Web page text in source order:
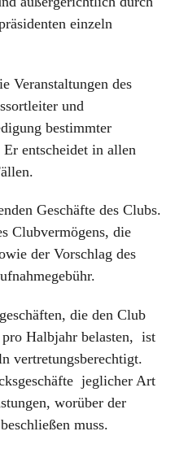
einzeln
Veranstaltungen des
und
bestimmter
entscheidet in allen
Geschäfte des Clubs.
Clubvermögens, die
der Vorschlag des
die den Club
Halbjahr belasten, ist
vertretungsberechtigt.
jeglicher Art
worüber der
muss.